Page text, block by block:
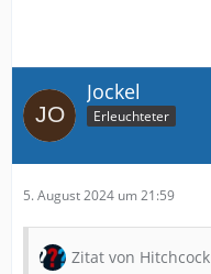
Jockel
Erleuchteter
5. August 2024 um 21:59
Zitat von Hitchcock